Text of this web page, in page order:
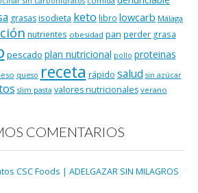
grasasisodieta keto libro lowcarb Málaga
nutrientes obesidad pan perder grasa
pescado plan nutricional pollo proteinas
queso receta rápido salud sin azúcar
slim pasta valores nutricionales verano
COMENTARIOS
CSC Foods | ADELGAZAR SIN MILAGROS